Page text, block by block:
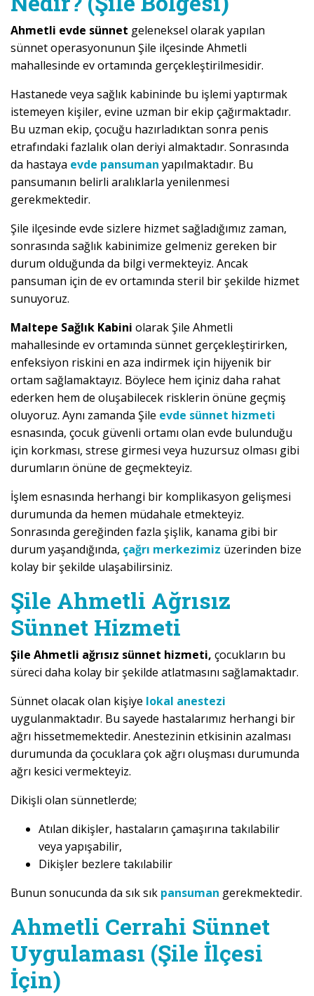
Ahmetli evde sünnet geleneksel olarak yapılan
sünnet operasyonunun Şile ilçesinde Ahmetli
mahallesinde ev ortamında gerçekleştirilmesidir.
Hastanede veya sağlık kabininde bu işlemi yaptırmak
istemeyen kişiler, evine uzman bir ekip çağırmaktadır.
Bu uzman ekip, çocuğu hazırladıktan sonra penis
etrafındaki fazlalık olan deriyi almaktadır. Sonrasında
da hastaya evde pansuman yapılmaktadır. Bu
pansumanın belirli aralıklarla yenilenmesi
gerekmektedir.
Şile ilçesinde evde sizlere hizmet sağladığımız zaman,
sonrasında sağlık kabinimize gelmeniz gereken bir
durum olduğunda da bilgi vermekteyiz. Ancak
pansuman için de ev ortamında steril bir şekilde hizmet
sunuyoruz.
Maltepe Sağlık Kabini olarak Şile Ahmetli
mahallesinde ev ortamında sünnet gerçekleştirirken,
enfeksiyon riskini en aza indirmek için hijyenik bir
ortam sağlamaktayız. Böylece hem içiniz daha rahat
ederken hem de oluşabilecek risklerin önüne geçmiş
oluyoruz. Aynı zamanda Şile evde sünnet hizmeti
esnasında, çocuk güvenli ortamı olan evde bulunduğu
için korkması, strese girmesi veya huzursuz olması gibi
durumların önüne de geçmekteyiz.
İşlem esnasında herhangi bir komplikasyon gelişmesi
durumunda da hemen müdahale etmekteyiz.
Sonrasında gereğinden fazla şişlik, kanama gibi bir
durum yaşandığında, çağrı merkezimiz üzerinden bize
kolay bir şekilde ulaşabilirsiniz.
Şile Ahmetli Ağrısız
Sünnet Hizmeti
Şile Ahmetli ağrısız sünnet hizmeti, çocukların bu
süreci daha kolay bir şekilde atlatmasını sağlamaktadır.
Sünnet olacak olan kişiye lokal anestezi
uygulanmaktadır. Bu sayede hastalarımız herhangi bir
ağrı hissetmemektedir. Anestezinin etkisinin azalması
durumunda da çocuklara çok ağrı oluşması durumunda
ağrı kesici vermekteyiz.
Dikişli olan sünnetlerde;
Atılan dikişler, hastaların çamaşırına takılabilir
veya yapışabilir,
Dikişler bezlere takılabilir
Bunun sonucunda da sık sık pansuman gerekmektedir.
Ahmetli Cerrahi Sünnet
Uygulaması (Şile İlçesi
İçin)